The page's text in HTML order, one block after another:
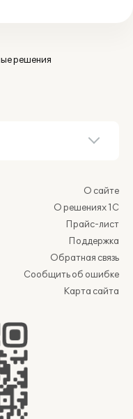
решения
О сайте
О решениях 1С
Прайс-лист
Поддержка
Обратная связь
Сообщить об ошибке
Карта сайта